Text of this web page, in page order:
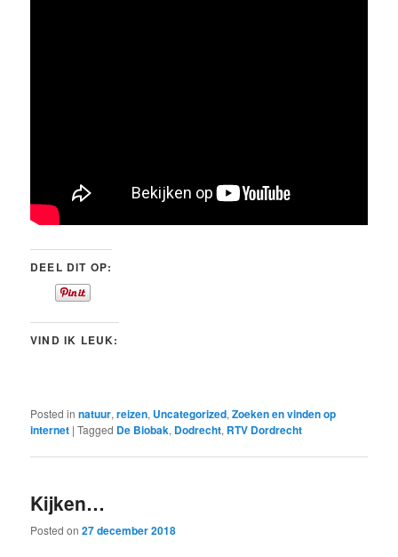
DEEL DIT OP:
VIND IK LEUK:
Posted in natuur,reizen, Uncategorized,Zoeken en vinden op
internet |Tagged De Biobak, Dodrecht, RTV Dordrecht
Kijken…
Posted on27 december 2018